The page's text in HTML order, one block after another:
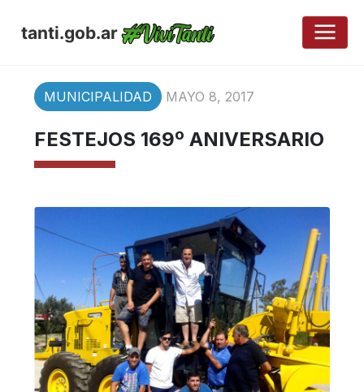
tanti.gob.ar
MUNICIPALIDAD MAYO 8, 2017
FESTEJOS 169º ANIVERSARIO